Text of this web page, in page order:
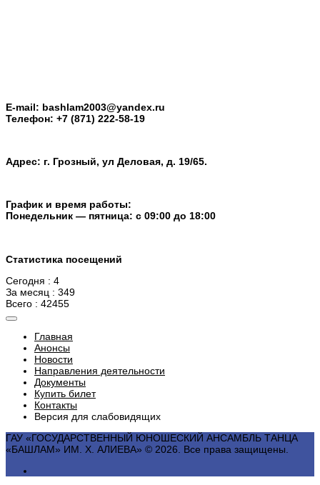
E-mail: bashlam2003@yandex.ru
Телефон: +7 (871) 222-58-19
Адрес: г. Грозный, ул Деловая, д. 19/65.
График и время работы:
Понедельник — пятница: с 09:00 до 18:00
Статистика посещений
Сегодня : 4
За месяц : 349
Всего : 42455
Главная
Анонсы
Новости
Направления деятельности
Документы
Купить билет
Контакты
Версия для слабовидящих
ГАУ «ГОСУДАРСТВЕННЫЙ ЮНОШЕСКИЙ АНСАМБЛЬ ТАНЦА
«БАШЛАМ» ИМ. Х. АЛИЕВА» © 2026. Все права защищены.